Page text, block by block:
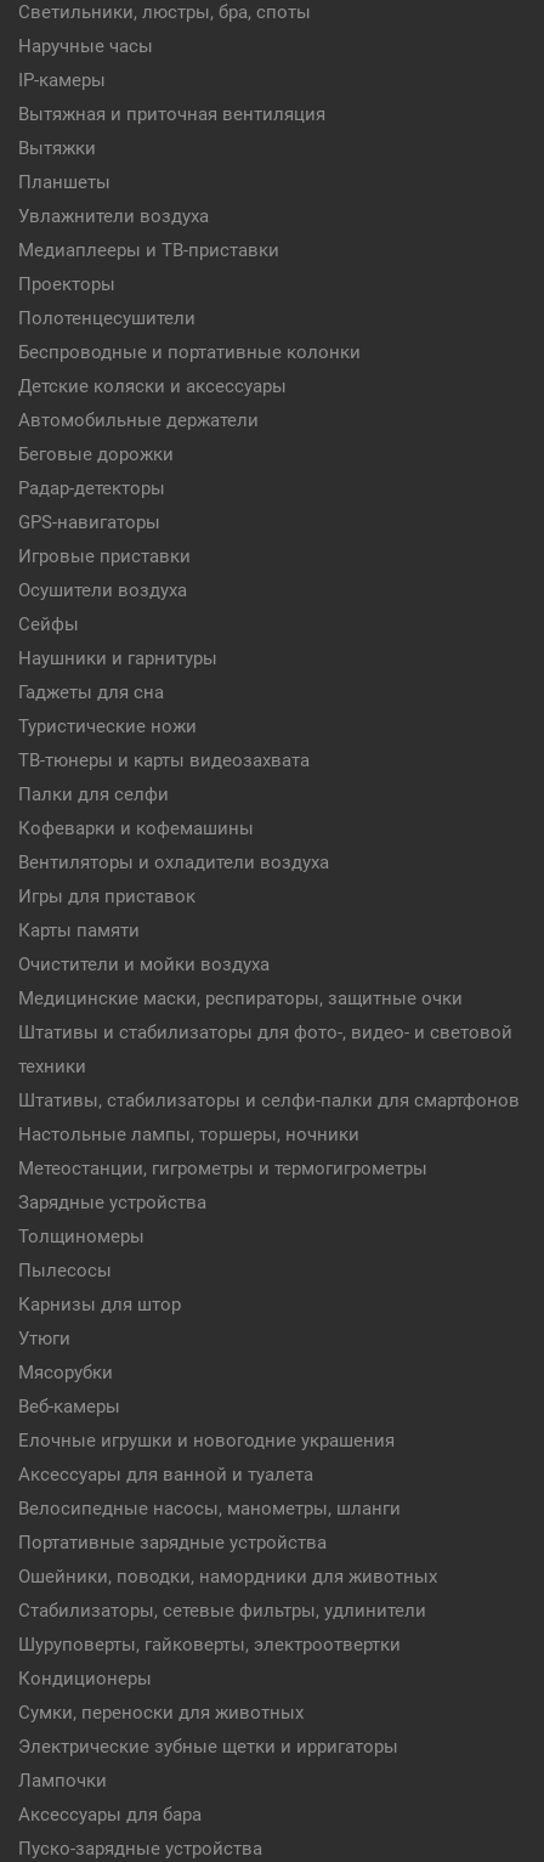
Светильники, люстры, бра, споты
Наручные часы
IP-камеры
Вытяжная и приточная вентиляция
Вытяжки
Планшеты
Увлажнители воздуха
Медиаплееры и ТВ-приставки
Проекторы
Полотенцесушители
Беспроводные и портативные колонки
Детские коляски и аксессуары
Автомобильные держатели
Беговые дорожки
Радар-детекторы
GPS-навигаторы
Игровые приставки
Осушители воздуха
Сейфы
Наушники и гарнитуры
Гаджеты для сна
Туристические ножи
ТВ-тюнеры и карты видеозахвата
Палки для селфи
Кофеварки и кофемашины
Вентиляторы и охладители воздуха
Игры для приставок
Карты памяти
Очистители и мойки воздуха
Медицинские маски, респираторы, защитные очки
Штативы и стабилизаторы для фото-, видео- и световой
техники
Штативы, стабилизаторы и селфи-палки для смартфонов
Настольные лампы, торшеры, ночники
Метеостанции, гигрометры и термогигрометры
Зарядные устройства
Толщиномеры
Пылесосы
Карнизы для штор
Утюги
Мясорубки
Веб-камеры
Елочные игрушки и новогодние украшения
Аксессуары для ванной и туалета
Велосипедные насосы, манометры, шланги
Портативные зарядные устройства
Ошейники, поводки, намордники для животных
Стабилизаторы, сетевые фильтры, удлинители
Шуруповерты, гайковерты, электроотвертки
Кондиционеры
Сумки, переноски для животных
Электрические зубные щетки и ирригаторы
Лампочки
Аксессуары для бара
Пуско-зарядные устройства